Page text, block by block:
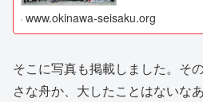
www.okinawa-seisaku.org
そこに写真も掲載しました。そ
さな舟か、大したことはないな